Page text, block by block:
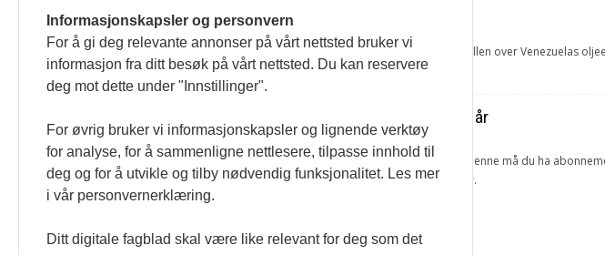
4. august 2026
« Etter at Maduro ble tatt til fange i januar 2026, overtok USA kontrollen over Venezuelas
Sonia Zapata, jurist
117,8 millioner er på flukt, en nedgang fra forrige år
1. august 2026
Ville ha tilsvart verdens trettende største land i folketall. For å lese denne må du ha
tilgang. Vi har også egne abonnementer for biblioteker og bedrifter.
Redaksjonen
Informasjonskapsler og personvern
For å gi deg relevante annonser på vårt nettsted bruker vi
informasjon fra ditt besøk på vårt nettsted. Du kan reservere
deg mot dette under "Innstillinger".
For øvrig bruker vi informasjonskapsler og lignende verktøy
for analyse, for å sammenligne nettlesere, tilpasse innhold til
deg og for å utvikle og tilby nødvendig funksjonalitet. Les mer
i vår personvernerklæring.
Ditt digitale fagblad skal være like relevant for deg som det